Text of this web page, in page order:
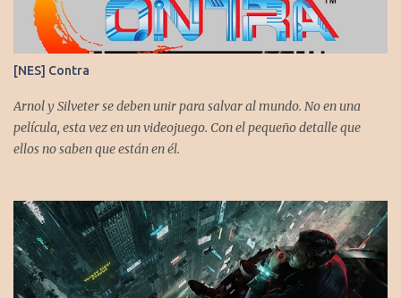
películas de animación clásica con un juego de disparos (al estilo
Contra o Metal Slug) era una apuesta ganadora. En la ejecución, la
calidad es insuperable. Posee un excelente diseño de niveles,
variedad de jefes, plataformas desafiantes y una música
estupenda. Es un título que te mantiene enganchado a pesar de su
alta dificultad...
[NES] Contra
Arnol y Silveter se deben unir para salvar al mundo. No en una
película, esta vez en un videojuego. Con el pequeño detalle que
ellos no saben que están en él.